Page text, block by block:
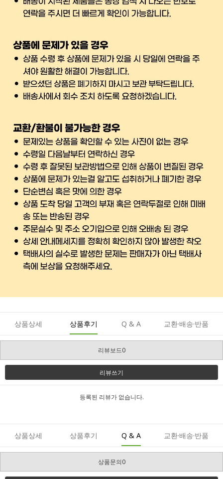
상품상세 상품후기 Q & A 교환·배송·반품
리뷰보드0
리뷰쓰기
등록된 리뷰가 없습니다.
상품상세 상품후기 Q & A 교환·배송·반품
상품문의0